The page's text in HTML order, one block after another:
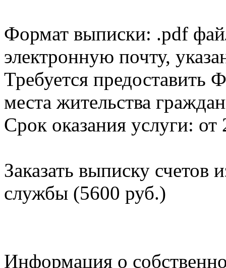
Формат выписки: .pdf
электронную почту,
Требуется
места жительства
Срок оказания услуги: от
Заказать выписку счетов
службы (5600 руб.)
Информация о